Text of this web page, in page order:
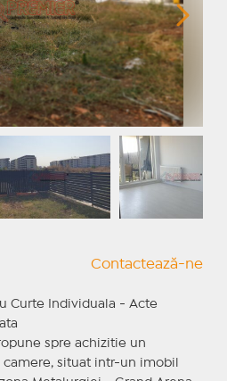
Contactează-ne
Curte Individuala - Acte
spre achizitie un
situat intr-un imobil